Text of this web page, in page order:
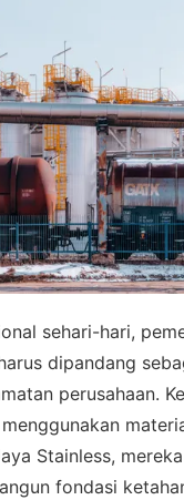
sehari-hari,
dipandang
perusahaan.
Stainless,
fondasi
Tim Sales
via WhatsApp.
1